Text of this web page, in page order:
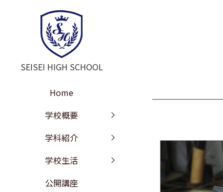
SEISEI HIGH SCHOOL
Home
学校概要
教訓・教育目標
学校沿革
校歌
学科紹介
文理探究科
工学探究科
学校生活
部活動
進路情報
施設紹介
公開講座